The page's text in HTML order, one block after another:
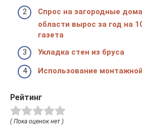
Спрос на загородные
области вырос за год на
газета
Укладка стен из бруса
Использование
Рейтинг
( Пока оценок нет )